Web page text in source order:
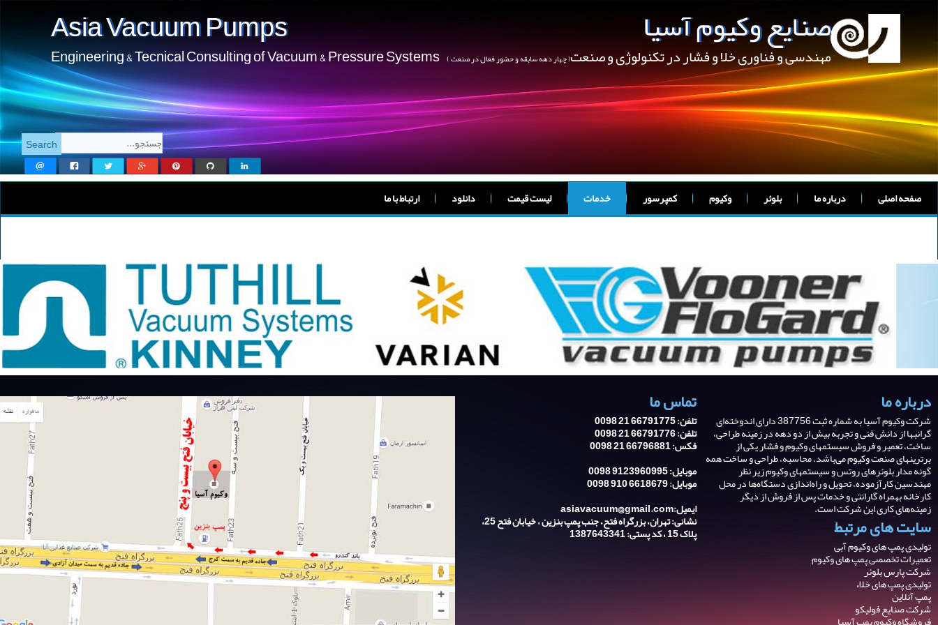
صنایع وکیوم آسیا
مهندسی و فناوری خلا و فشار در تکنولوژی و صنعت( چهار دهه سابقه و حضور فعال در صنعت )
Asia Vacuum Pumps
Engineering & Tecnical Consulting of Vacuum & Pressure Systems
صفحه اصلی درباره ما بلوئر وکیوم کمپرسور خدمات لیست قیمت دانلود ارتباط با ما
درباره ما
شرکت وکیوم آسیا به شماره ثبت 387756 دارای اندوخته‌ای
گرانبها از دانش فنی و تجربه‌ بیش از دو دهه در زمینه طراحی،
ساخت، تعمیر و فروش سیستمهای وکیوم و فشار یکی از
برترینهای صنعت وکیوم می‌باشد. محاسبه، طراحی و ساخت همه
گونه مدار بلوئرهای روتس و سیستمهای وکیوم زیر نظر
مهندسین کارآزموده، تحویل و راه‌اندازی دستگاه‌ها در محل
کارخانه بهمراه گارانتی و خدمات پس از فروش از دیگر
زمینه‌های کاری این شرکت است.
سایت های مرتبط
تولیدی پمپ های وکیوم آبی
تعمیرات تخصصی پمپ های وکیوم
شرکت پارس بلوئر
تولیدی پمپ های خلاء
پمپ آنلاین
شرکت صنایع فولیکو
تماس ما
تلفن: 66791775 21 0098
تلفن: 66791776 21 0098
فکس: 66796881 21 0098
موبایل: 9123960995 0098
موبایل: 6618679 910 0098
ایمیل:asiavacuum@gmail.com
نشانی: تهران، بزرگراه فتح، جنب پمپ بنزین ، خیابان فتح 25،
پلاک 15 ، کد پستی: 1387643341